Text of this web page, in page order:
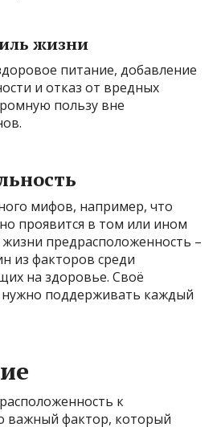
жизни
питание, добавление
и отказ от вредных
пользу вне
мифов, например, что
проявится в том или ином
жизни предрасположенность –
из факторов среди
на здоровье. Своё
поддерживать каждый
к
важный фактор, который